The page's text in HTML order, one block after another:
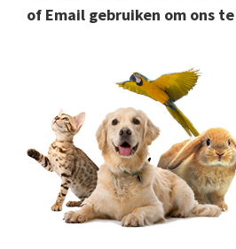
of Email gebruiken om ons